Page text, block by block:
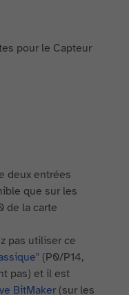
pour le Capteur
deux entrées
que sur les
de la carte
pas utiliser ce
(P0/P14,
pas) et il est
BitMaker(sur les